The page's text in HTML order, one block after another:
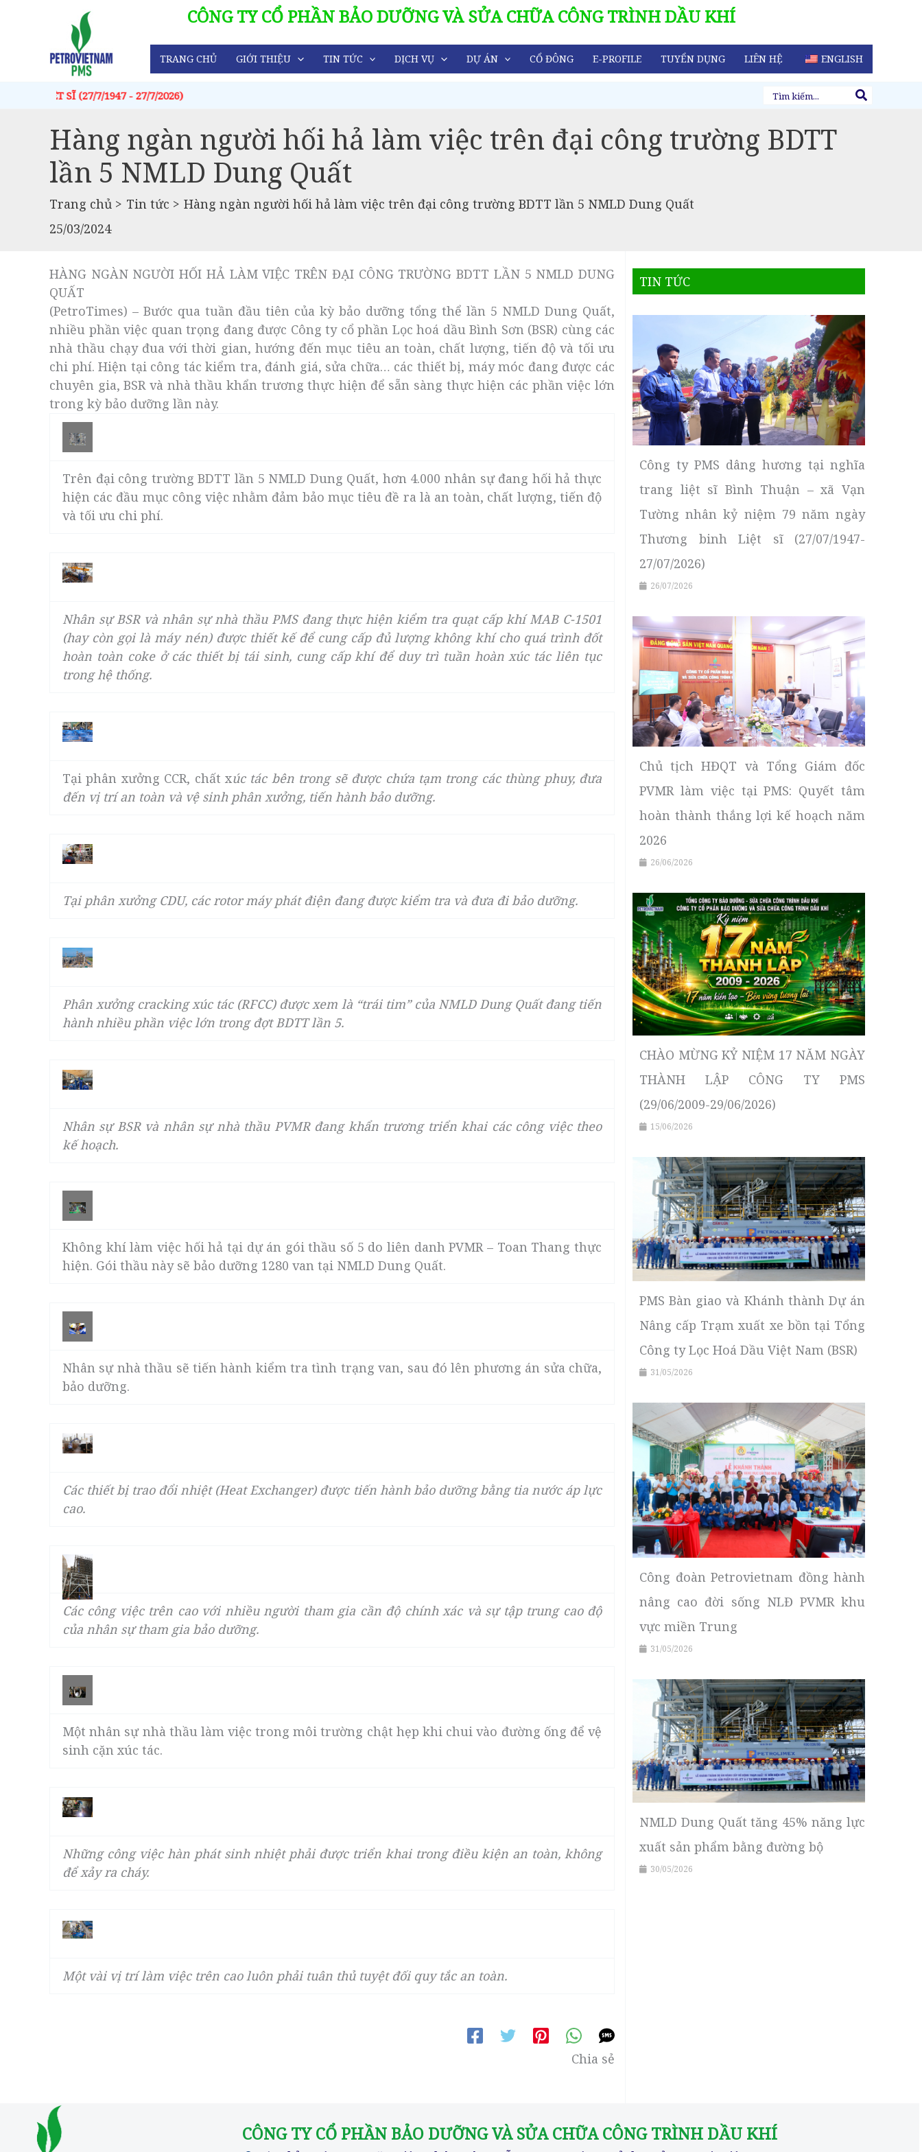
CÔNG TY CỔ PHẦN BẢO DƯỠNG VÀ SỬA CHỮA CÔNG TRÌNH DẦU KHÍ
TRANG CHỦ GIỚI THIỆU TIN TỨC DỊCH VỤ DỰ ÁN CỔ ĐÔNG E-PROFILE TUYỂN DỤNG LIÊN HỆ ENGLISH
(27/7/1947 - 27/7/2026)
Tìm
Hàng ngàn người hối hả làm việc trên đại công trường BDTT
lần 5 NMLD Dung Quất
Trang chủ Tin tức
Hàng ngàn người hối hả làm việc trên đại công trường BDTT lần 5 NMLD Dung Quất
25/03/2024
HÀNG NGÀN NGƯỜI HỐI HẢ LÀM VIỆC TRÊN ĐẠI CÔNG TRƯỜNG BDTT LẦN 5 NMLD DUNG
QUẤT
(PetroTimes) – Bước qua tuần đầu tiên của kỳ bảo dưỡng tổng thể lần 5 NMLD Dung Quất,
nhiều phần việc quan trọng đang được Công ty cổ phần Lọc hoá dầu Bình Sơn (BSR) cùng các
nhà thầu chạy đua với thời gian, hướng đến mục tiêu an toàn, chất lượng, tiến độ và tối ưu
chi phí. Hiện tại công tác kiểm tra, đánh giá, sửa chữa… các thiết bị, máy móc đang được các
chuyên gia, BSR và nhà thầu khẩn trương thực hiện để sẵn sàng thực hiện các phần việc lớn
trong kỳ bảo dưỡng lần này.
Trên đại công trường BDTT lần 5 NMLD Dung Quất, hơn 4.000 nhân sự đang hối hả thực
hiện các đầu mục công việc nhằm đảm bảo mục tiêu đề ra là an toàn, chất lượng, tiến độ
và tối ưu chi phí.
Nhân sự BSR và nhân sự nhà thầu PMS đang thực hiện kiểm tra quạt cấp khí MAB C-1501
(hay còn gọi là máy nén) được thiết kế để cung cấp đủ lượng không khí cho quá trình đốt
hoàn toàn coke ở các thiết bị tái sinh, cung cấp khí để duy trì tuần hoàn xúc tác liên tục
trong hệ thống.
Tại phân xưởng CCR, chất xúc tác bên trong sẽ được chứa tạm trong các thùng phuy, đưa
đến vị trí an toàn và vệ sinh phân xưởng, tiến hành bảo dưỡng.
Tại phân xưởng CDU, các rotor máy phát điện đang được kiểm tra và đưa đi bảo dưỡng.
Phân xưởng cracking xúc tác (RFCC) được xem là “trái tim” của NMLD Dung Quất đang tiến
hành nhiều phần việc lớn trong đợt BDTT lần 5.
Nhân sự BSR và nhân sự nhà thầu PVMR đang khẩn trương triển khai các công việc theo
kế hoạch.
Không khí làm việc hối hả tại dự án gói thầu số 5 do liên danh PVMR – Toan Thang thực
hiện. Gói thầu này sẽ bảo dưỡng 1280 van tại NMLD Dung Quất.
Nhân sự nhà thầu sẽ tiến hành kiểm tra tình trạng van, sau đó lên phương án sửa chữa,
bảo dưỡng.
Các thiết bị trao đổi nhiệt (Heat Exchanger) được tiến hành bảo dưỡng bằng tia nước áp lực
cao.
Các công việc trên cao với nhiều người tham gia cần độ chính xác và sự tập trung cao độ
của nhân sự tham gia bảo dưỡng.
Một nhân sự nhà thầu làm việc trong môi trường chật hẹp khi chui vào đường ống để vệ
sinh cặn xúc tác.
Những công việc hàn phát sinh nhiệt phải được triển khai trong điều kiện an toàn, không
để xảy ra cháy.
Một vài vị trí làm việc trên cao luôn phải tuân thủ tuyệt đối quy tắc an toàn.
Chia sẻ
TIN TỨC
Công ty PMS dâng hương tại nghĩa
trang liệt sĩ Bình Thuận – xã Vạn
Tường nhân kỷ niệm 79 năm ngày
Thương binh Liệt sĩ (27/07/1947-
27/07/2026)
26/07/2026
Chủ tịch HĐQT và Tổng Giám đốc
PVMR làm việc tại PMS: Quyết tâm
hoàn thành thắng lợi kế hoạch năm
2026
26/06/2026
CHÀO MỪNG KỶ NIỆM 17 NĂM NGÀY
THÀNH LẬP CÔNG TY PMS
(29/06/2009-29/06/2026)
15/06/2026
PMS Bàn giao và Khánh thành Dự án
Nâng cấp Trạm xuất xe bồn tại Tổng
Công ty Lọc Hoá Dầu Việt Nam (BSR)
31/05/2026
Công đoàn Petrovietnam đồng hành
nâng cao đời sống NLĐ PVMR khu
vực miền Trung
31/05/2026
NMLD Dung Quất tăng 45% năng lực
xuất sản phẩm bằng đường bộ
30/05/2026
CÔNG TY CỔ PHẦN BẢO DƯỠNG VÀ SỬA CHỮA CÔNG TRÌNH DẦU KHÍ